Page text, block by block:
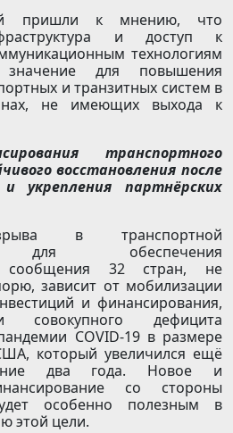
пришли к мнению, что
и доступ к
технологиям
для повышения
и транзитных систем в
не имеющих выхода к
транспортного
восстановления после
укрепления партнёрских
в транспортной
для обеспечения
сообщения 32 стран, не
зависит от мобилизации
и финансирования,
дефицита
COVID-19 в размере
который увеличился ещё
два года. Новое и
со стороны
особенно полезным в
этой цели.